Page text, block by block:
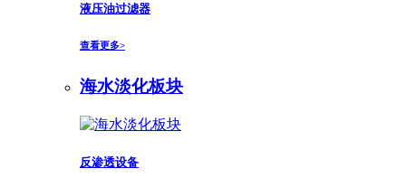
液压油过滤器
查看更多>
海水淡化板块
反渗透设备